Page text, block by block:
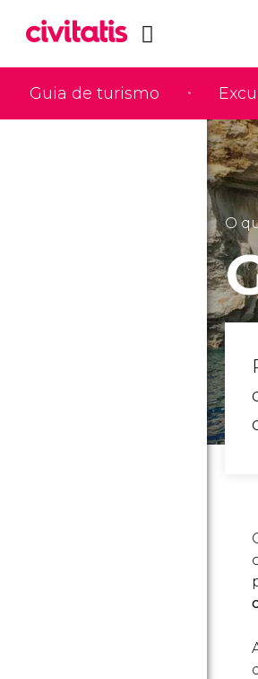
Guia de turismo
O